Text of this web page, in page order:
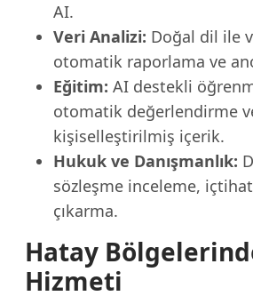
AI.
Veri Analizi: Doğal dil ile
otomatik raporlama ve
Eğitim: AI destekli
otomatik değerlendirme
kişiselleştirilmiş içerik.
Hukuk ve Danışmanlık:
sözleşme inceleme,
çıkarma.
Hatay
Hizmeti